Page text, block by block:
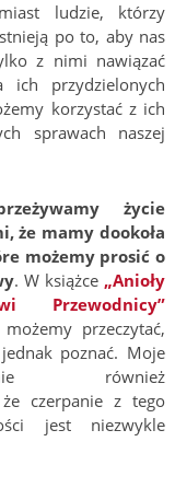
ludzie, którzy
po to, aby nas
z nimi nawiązać
przydzielonych
korzystać z ich
sprawach naszej
życie
że mamy dookoła
możemy prosić o
. W książce „Anioły
Przewodnicy”
przeczytać,
poznać. Moje
również
czerpanie z tego
jest niezwykle